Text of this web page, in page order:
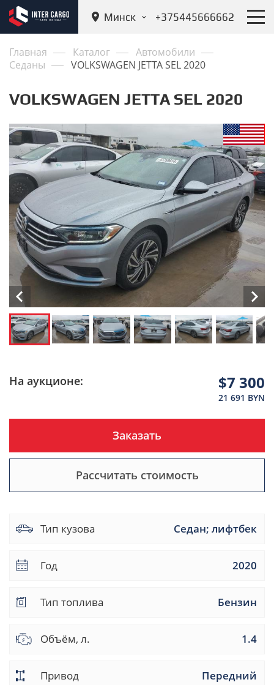
Минск +375445666662
Главная Каталог
Автомобили
Седаны
VOLKSWAGEN JETTA SEL 2020
VOLKSWAGEN JETTA SEL 2020
На аукционе: $7 300
21 691 BYN
Заказать
Рассчитать стоимость
Тип кузова Седан; лифтбек
Год 2020
Тип топлива Бензин
Объём, л. 1.4
Привод Передний